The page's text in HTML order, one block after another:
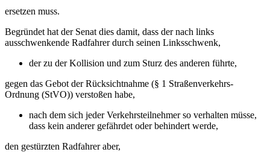
ersetzen muss.
Begründet hat der Senat dies damit, dass der nach links
ausschwenkende Radfahrer durch seinen Linksschwenk,
der zu der Kollision und zum Sturz des anderen führte,
gegen das Gebot der Rücksichtnahme (§ 1 Straßenverkehrs-
Ordnung (StVO)) verstoßen habe,
nach dem sich jeder Verkehrsteilnehmer so verhalten müsse,
dass kein anderer gefährdet oder behindert werde,
den gestürzten Radfahrer aber,